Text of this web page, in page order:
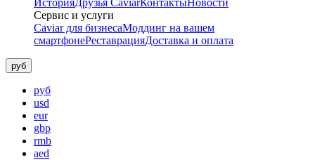
ИсторияДрузья CaviarКонтактыНовости
Сервис и услуги
Caviar для бизнесаМоддинг на вашем
смартфонеРеставрацияДоставка и оплата
руб
руб
usd
eur
gbp
rmb
aed